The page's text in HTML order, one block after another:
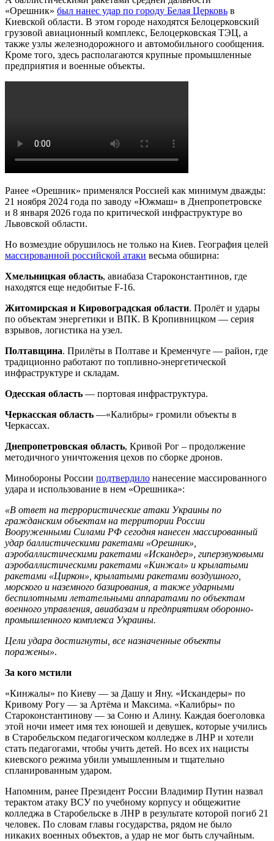
«Орешник» был нанес удар по городу Белая Церковь в
Киевской области. В этом городе находятся Белоцерковский
грузовой авиационный комплекс, Белоцерковская ТЭЦ, а
также узлы железнодорожного и автомобильного сообщения.
Кроме того, здесь располагаются крупные промышленные
предприятия и военные объекты.
Ранее «Орешник» применялся Россией как минимум дважды:
21 ноября 2024 года по заводу «Южмаш» в Днепропетровске
и 8 января 2026 года по критической инфраструктуре во
Львовской области.
Но возмездие обрушилось не только на Киев. География целей
массированной российской атаки весьма обширна:
Хмельницкая область, авиабаза Староконстантинов, где
находятся еще недобитые F-16.
Житомирская и Кировоградская области. Пролёт и удары
по объектам энергетики и ВПК. В Кропивницком — серия
взрывов, логистика на узел.
Полтавщина. Прилёты в Полтаве и Кременчуге — район, где
традиционно работают по топливно-энергетической
инфраструктуре и складам.
Одесская область — портовая инфраструктура.
Черкасская область —«Калибры» громили объекты в
Черкассах.
Днепропетровская область, Кривой Рог – продолжение
методичного уничтожения цехов по сборке дронов.
Минобороны России подтвердило нанесение массированного
удара и использование в нем «Орешника»:
«В ответ на террористические атаки Украины по
гражданским объектам на территории России
Вооруженными Силами РФ сегодня нанесен массированный
удар баллистическими ракетами «Орешник»,
аэробаллистическими ракетами «Искандер», гиперзвуковыми
аэробаллистическими ракетами «Кинжал» и крылатыми
ракетами «Циркон», крылатыми ракетами воздушного,
морского и наземного базирования, а также ударными
беспилотными летательными аппаратами по объектам
военного управления, авиабазам и предприятиям оборонно-
промышленного комплекса Украины.
Цели удара достигнуты, все назначенные объекты
поражены».
За кого мстили
«Кинжалы» по Киеву — за Дашу и Яну. «Искандеры» по
Кривому Рогу — за Артёма и Максима. «Калибры» по
Староконстантинову — за Соню и Алину. Каждая боеголовка
этой ночи имеет имя тех юношей и девушек, которые учились
в Старобельском педагогическом колледже в ЛНР и хотели
стать педагогами, чтобы учить детей. Но всех их нацисты
киевского режима убили умышленным и тщательно
спланированным ударом.
Напомним, ранее Президент России Владимир Путин назвал
терактом атаку ВСУ по учебному корпусу и общежитие
колледжа в Старобельске в ЛНР в результате которой погиб 21
человек. По словам главы государства, рядом не было
никаких военных объектов, а удар не мог быть случайным.